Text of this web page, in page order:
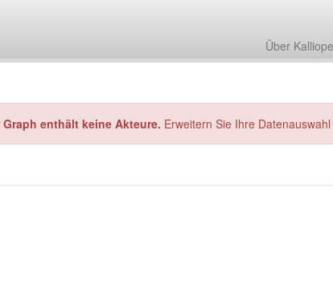
Über Kalliope
Graph enthält keine Akteure. Erweitern Sie Ihre